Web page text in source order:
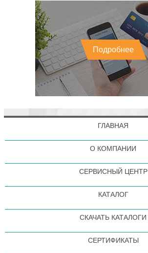
Подробнее
ГЛАВНАЯ
О КОМПАНИИ
СЕРВИСНЫЙ ЦЕНТР
КАТАЛОГ
СКАЧАТЬ КАТАЛОГИ
СЕРТИФИКАТЫ